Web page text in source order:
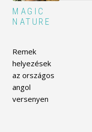
MAGIC
NATURE
Remek
helyezések
az országos
angol
versenyen